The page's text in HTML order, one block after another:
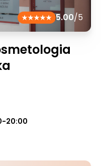
5.00/5
20:00